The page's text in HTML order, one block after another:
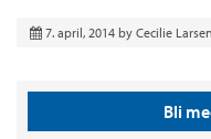
7. april, 2014 by Cecilie Larsen
Bli